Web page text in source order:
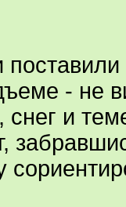
- не
снег и